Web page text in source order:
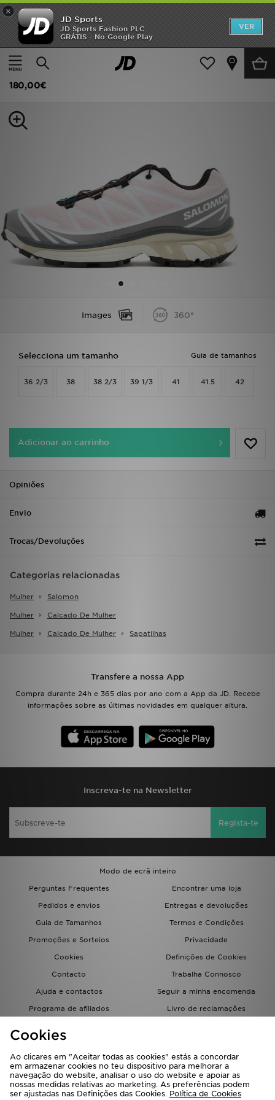
×
JD Sports
JD Sports Fashion PLC
GRÁTIS - No Google Play
VER
Página principal
Mulher Calçado de Mulher Sapatilhas
Salomon XT-6 Women's
180,00€
Images 360°
Guia de tamanhos
Selecciona um tamanho
36 2/3 38 38 2/3 39 1/3 41 41.5 42
Adicionar ao carrinho
Opiniões
Envio
Trocas/Devoluções
Categorias relacionadas
Mulher Salomon
Mulher Calcado De Mulher
Mulher Calcado De Mulher Sapatilhas
Transfere a nossa App
Compra durante 24h e 365 dias por ano com a App da JD. Recebe
informações sobre as últimas novidades em qualquer altura.
Inscreva-te na Newsletter
Regista-te
Modo de ecrã inteiro
Perguntas Frequentes
Encontrar uma loja
Pedidos e envios
Entregas e devoluções
Guia de Tamanhos
Termos e Condições
Promoções e Sorteios
Privacidade
Cookies
Definições de Cookies
Contacto
Trabalha Connosco
Ajuda e contactos
Seguir a minha encomenda
Programa de afiliados
Livro de reclamações
INÍCIO
Promoções
MULHER
DESPORTO
FUTEBOL JD
MY JD
BLOG
ESTADO DO TEU PEDIDO
Cookies
Ao clicares em "Aceitar todas as cookies" estás a concordar
em armazenar cookies no teu dispositivo para melhorar a
navegação do website, analisar o uso do website e apoiar as
nossas medidas relativas ao marketing. As preferências podem
ser ajustadas nas Definições das Cookies. Política de Cookies